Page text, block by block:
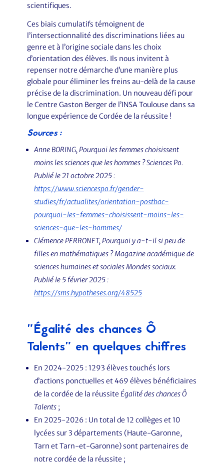
scientifiques.
Ces biais cumulatifs témoignent de
l’intersectionnalité des discriminations liées au
genre et à l’origine sociale dans les choix
d’orientation des élèves. Ils nous invitent à
repenser notre démarche d’une manière plus
globale pour éliminer les freins au-delà de la cause
précise de la discrimination. Un nouveau défi pour
le Centre Gaston Berger de l’INSA Toulouse dans sa
longue expérience de Cordée de la réussite !
Sources :
Anne BORING,Pourquoi les femmes choisissent
moins les sciences que les hommes ?Sciences Po.
Publié le 21 octobre 2025 :
https://www.sciencespo.fr/gender-
studies/fr/actualites/orientation-postbac-
pourquoi-les-femmes-choisissent-moins-les-
sciences-que-les-hommes/
Clémence PERRONET,Pourquoi y a-t-il si peu de
filles en mathématiques ?Magazine académique de
sciences humaines et sociales Mondes sociaux.
Publié le 5 février 2025 :
https://sms.hypotheses.org/48525
"Égalité des chances Ô
Talents" en quelques chiffres
En 2024-2025 : 1293 élèves touchés lors
d’actions ponctuelles et 469 élèves bénéficiaires
de la cordée de la réussite Égalité des chances Ô
Talents;
En 2025-2026 : Un total de 12 collèges et 10
lycées sur 3 départements (Haute-Garonne,
Tarn et Tarn-et-Garonne) sont partenaires de
notre cordée de la réussite ;